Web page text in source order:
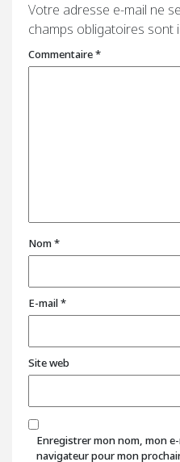
Votre adresse e-mail ne
champs obligatoires sont
Commentaire*
Nom*
E-mail*
Site web
Enregistrer mon nom, mon
navigateur pour mon